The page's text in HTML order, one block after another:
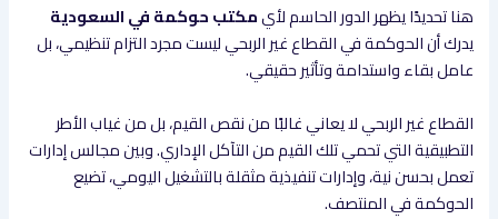
هنا تحديدًا يظهر الدور الحاسم لأيمكتب حوكمة في السعودية
يدرك أن الحوكمة في القطاع غير الربحي ليست مجرد التزام تنظيمي، بل
عامل بقاء واستدامة وتأثير حقيقي.
القطاع غير الربحي لا يعاني غالبًا من نقص القيم، بل من غياب الأطر
التطبيقية التي تحمي تلك القيم من التآكل الإداري. وبين مجالس إدارات
تعمل بحسن نية، وإدارات تنفيذية مثقلة بالتشغيل اليومي، تضيع
الحوكمة في المنتصف.